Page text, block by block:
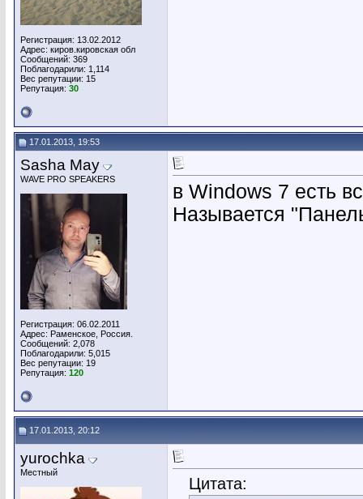
Регистрация: 13.02.2012
Адрес: киров.кировская обл
Сообщений: 369
Поблагодарили: 1,114
Вес репутации: 15
Репутация: 30
17.01.2013, 19:53
Sasha May
WAVE PRO SPEAKERS
Регистрация: 06.02.2011
Адрес: Раменское, Россия.
Сообщений: 2,078
Поблагодарили: 5,015
Вес репутации: 19
Репутация: 120
в Windows 7 есть
Называется
17.01.2013, 20:12
yurochka
Местный
Цитата: